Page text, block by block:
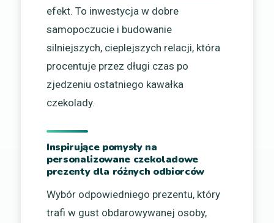
efekt. To inwestycja w dobre
samopoczucie i budowanie
silniejszych, cieplejszych relacji, która
procentuje przez długi czas po
zjedzeniu ostatniego kawałka
czekolady.
Inspirujące pomysły na
personalizowane czekoladowe
prezenty dla różnych odbiorców
Wybór odpowiedniego prezentu, który
trafi w gust obdarowywanej osoby,